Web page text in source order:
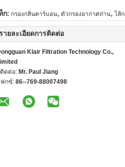
ก: กรองกลิ่นคาร์บอน, ตัวกรองอากาศถ่าน, ไส้
ายละเอียดการติดต่อ
Klair Filtration Technology Co.,
ดต่อ: Mr. Paul Jiang
กซ์: 86--769-88007498